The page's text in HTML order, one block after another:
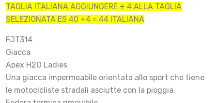
TAGLIA ITALIANA AGGIUNGERE + 4 ALLA TAGLIA
SELEZIONATA ES 40 +4 = 44 ITALIANA
FJT314
Giacca
Apex H2O Ladies
Una giacca impermeabile orientata allo sport che tiene
le motocicliste stradali asciutte con la pioggia.